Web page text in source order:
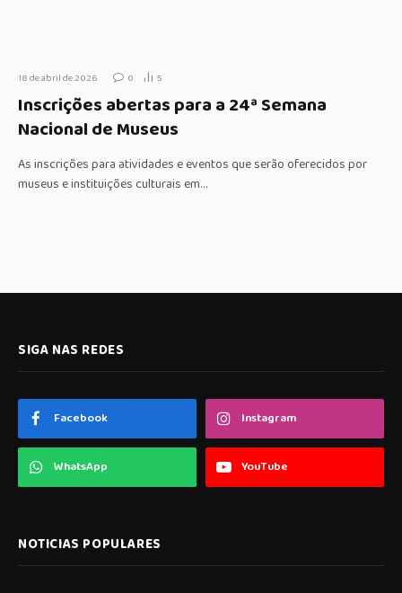
18 de abril de 2026 0 5
Inscrições abertas para a 24ª Semana
Nacional de Museus
As inscrições para atividades e eventos que serão oferecidos por
museus e instituições culturais em…
SIGA NAS REDES
Facebook Instagram
WhatsApp YouTube
NOTICIAS POPULARES